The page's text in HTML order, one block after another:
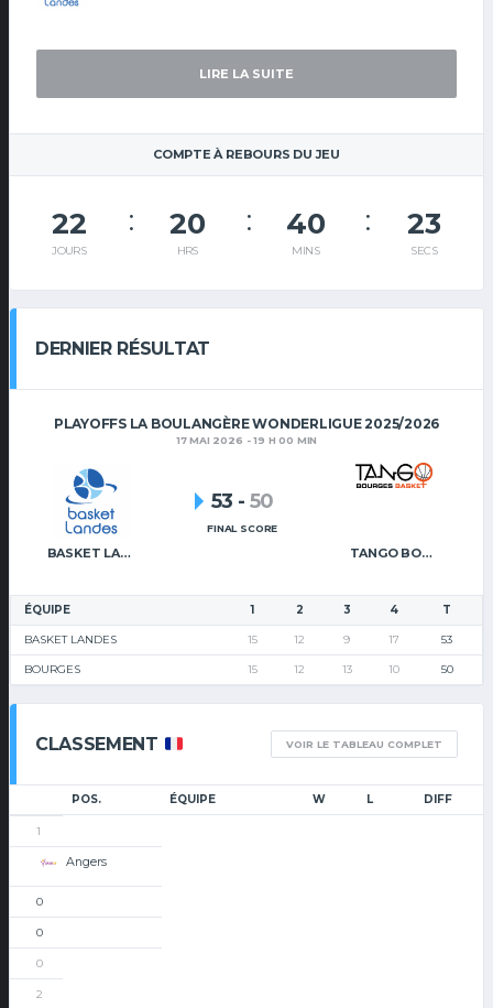
LIRE LA SUITE
COMPTE À REBOURS DU JEU
22
JOURS
20
HRS
40
MINS
23
SECS
DERNIER RÉSULTAT
PLAYOFFS LA BOULANGÈRE WONDERLIGUE 2025/2026
17 MAI 2026 - 19 H 00 MIN
BASKET LANDES TANGO BOURGES BASKET
53 - 50
FINAL SCORE
ÉQUIPE 1 2 3 4 T
BASKET LANDES 15 12 9 17 53
BOURGES 15 12 13 10 50
CLASSEMENT VOIR LE TABLEAU COMPLET
POS. ÉQUIPE W L DIFF
1
Angers
0
0
0
2